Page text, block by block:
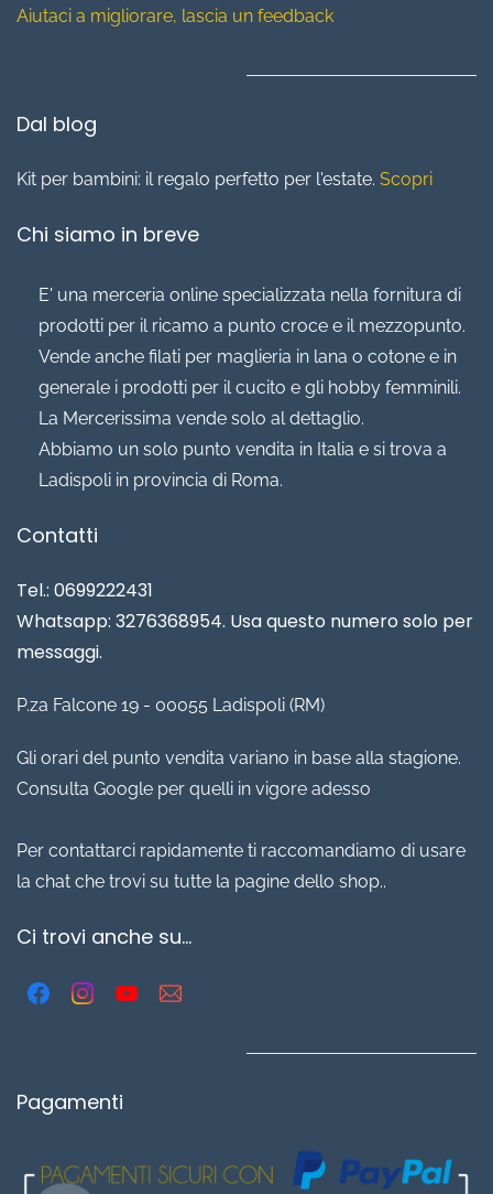
Aiutaci a migliorare, lascia un feedback
Dal blog
Kit per bambini: il regalo perfetto per l'estate. Scopri
Chi siamo in breve
E' una merceria online specializzata nella fornitura di
prodotti per il ricamo a punto croce e il mezzopunto.
Vende anche filati per maglieria in lana o cotone e in
generale i prodotti per il cucito e gli hobby femminili.
La Mercerissima vende solo al dettaglio.
Abbiamo un solo punto vendita in Italia e si trova a
Ladispoli in provincia di Roma.
Contatti
Tel.: 0699222431
Whatsapp: 3276368954. Usa questo numero solo per
messaggi.
P.za Falcone 19 - 00055 Ladispoli (RM)
Gli orari del punto vendita variano in base alla stagione.
Consulta Google per quelli in vigore adesso
Per contattarci rapidamente ti raccomandiamo di usare
la chat che trovi su tutte la pagine dello shop..
Ci trovi anche su...
Pagamenti